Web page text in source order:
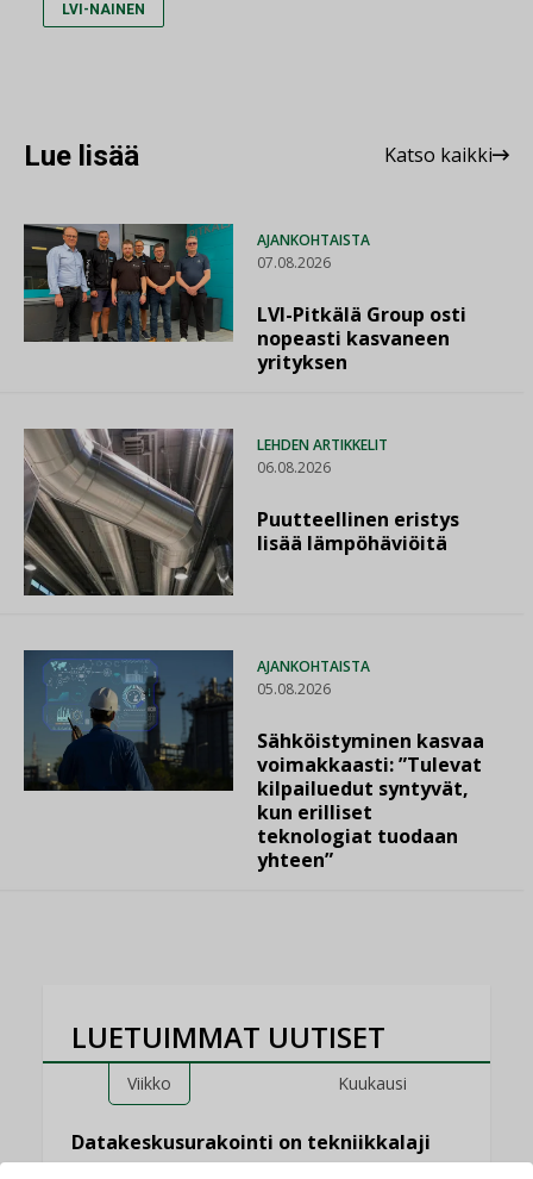
LVI-NAINEN
Lue lisää Katso kaikki
AJANKOHTAISTA
07.08.2026
LVI-Pitkälä Group osti
nopeasti kasvaneen
yrityksen
LEHDEN ARTIKKELIT
06.08.2026
Puutteellinen eristys
lisää lämpöhäviöitä
AJANKOHTAISTA
05.08.2026
Sähköistyminen kasvaa
voimakkaasti: ”Tulevat
kilpailuedut syntyvät,
kun erilliset
teknologiat tuodaan
yhteen”
LUETUIMMAT UUTISET
Viikko Kuukausi
Datakeskusurakointi on tekniikkalaji